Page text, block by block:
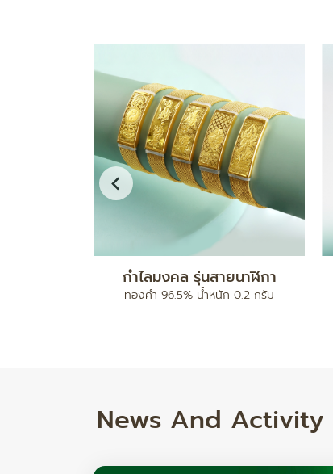
สร้อยข้อมือ เบนซ์มีนาปะคำจี้หัวใจ
ทองคำ 96.5% น้ำหนัก 2 สลึง
News And Activity